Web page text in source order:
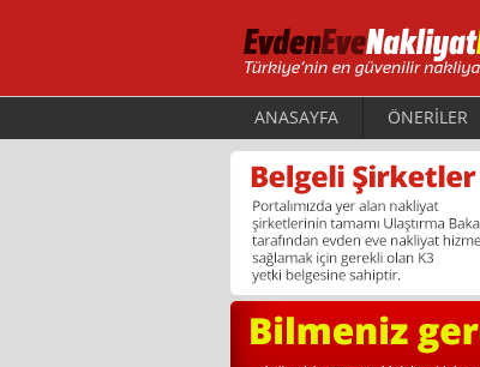
ANASAYFA ÖNERİLER